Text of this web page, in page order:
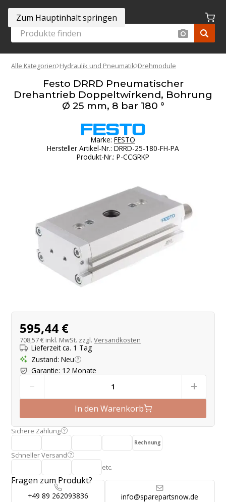
Zum Hauptinhalt springen
Alle Kategorien Hydraulik und Pneumatik Drehmodule
Festo DRRD Pneumatischer
Drehantrieb Doppeltwirkend, Bohrung
Ø 25 mm, 8 bar 180 °
Marke: FESTO
Hersteller Artikel-Nr.: DRRD-25-180-FH-PA
Produkt-Nr.: P-CCGRKP
Produktangebot
595,44 €
708,57 € inkl. MwSt. zzgl.Versandkosten
Lieferzeit ca. 1 Tag
Zustand: Neu
Garantie: 12 Monate
- +
In den Warenkorb
Sichere Zahlung
Rechnung
Schneller Versand
etc.
Fragen zum Produkt?
+49 89 262093836 info@sparepartsnow.de